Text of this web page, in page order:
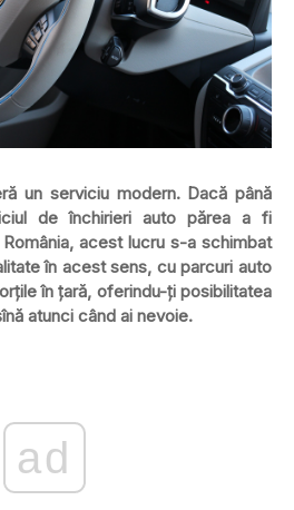
un serviciu modern. Dacă până
de închirieri auto părea a fi
acest lucru s-a schimbat
în acest sens, cu parcuri auto
în țară, oferindu-ți posibilitatea
atunci când ai nevoie.
ad